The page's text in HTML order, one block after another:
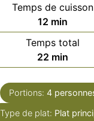
Temps de cuisson
12 minutes
min
Temps total
22 minutes
min
Portions: 4
Type de plat: Plat